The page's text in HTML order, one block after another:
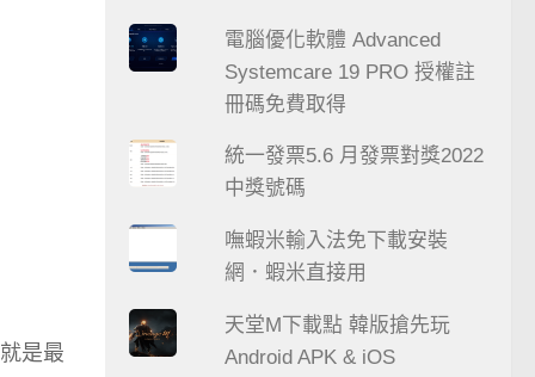
是最
電腦優化軟體 Advanced
Systemcare 19 PRO 授權註
冊碼免費取得
統一發票5.6 月發票對獎2022
中獎號碼
嘸蝦米輸入法免下載安裝
網．蝦米直接用
天堂M下載點 韓版搶先玩
Android APK & iOS